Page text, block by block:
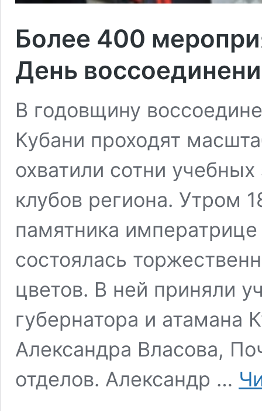
Более 400
День
В годовщину
Кубани проходят
охватили сотни
клубов региона. Утром
памятника
состоялась
цветов. В ней приняли
губернатора и атамана
Александра Власова,
отделов. Александр …